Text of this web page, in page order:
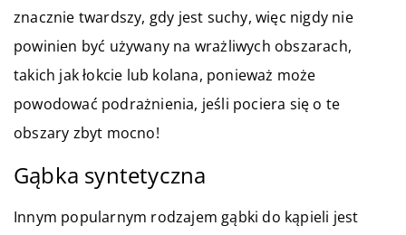
znacznie twardszy, gdy jest suchy, więc nigdy nie
powinien być używany na wrażliwych obszarach,
takich jak łokcie lub kolana, ponieważ może
powodować podrażnienia, jeśli pociera się o te
obszary zbyt mocno!
Gąbka syntetyczna
Innym popularnym rodzajem gąbki do kąpieli jest